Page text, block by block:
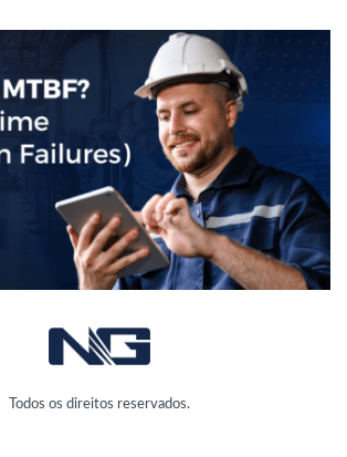
Todos os direitos reservados.